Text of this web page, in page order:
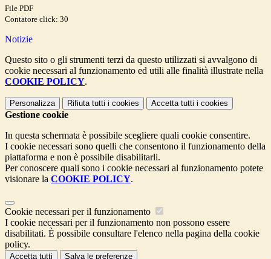
File PDF
Contatore click: 30
Notizie
Questo sito o gli strumenti terzi da questo utilizzati si avvalgono di
cookie necessari al funzionamento ed utili alle finalità illustrate nella
COOKIE POLICY.
Personalizza Rifiuta tutti i cookies Accetta tutti i cookies
Gestione cookie
In questa schermata è possibile scegliere quali cookie consentire.
I cookie necessari sono quelli che consentono il funzionamento della
piattaforma e non è possibile disabilitarli.
Per conoscere quali sono i cookie necessari al funzionamento potete
visionare la COOKIE POLICY.
Cookie necessari per il funzionamento
I cookie necessari per il funzionamento non possono essere
disabilitati. È possibile consultare l'elenco nella pagina della cookie
policy.
Accetta tutti Salva le preferenze